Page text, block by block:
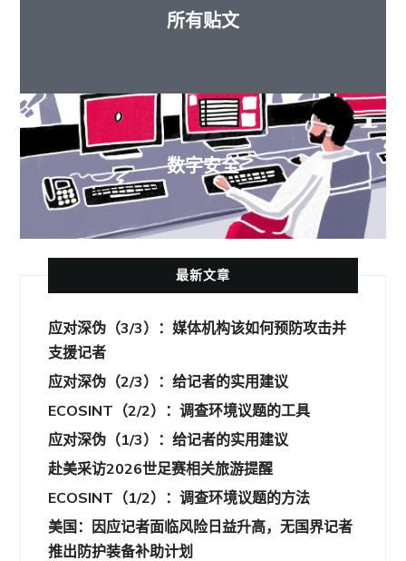
所有贴文
数字安全
最新文章
应对深伪（3/3）：媒体机构该如何预防攻击并
支援记者
应对深伪（2/3）：给记者的实用建议
ECOSINT（2/2）：调查环境议题的工具
应对深伪（1/3）：给记者的实用建议
赴美采访2026世足赛相关旅游提醒
ECOSINT（1/2）：调查环境议题的方法
美国：因应记者面临风险日益升高，无国界记者
推出防护装备补助计划